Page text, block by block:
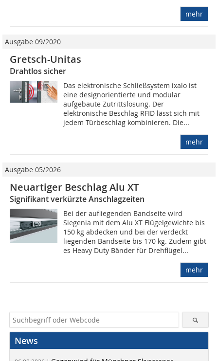
mehr
Ausgabe 09/2020
Gretsch-Unitas
Drahtlos sicher
Das elektronische Schließsystem ixalo ist
eine designorientierte und modular
aufgebaute Zutrittslösung. Der
elektronische Beschlag RFID lässt sich mit
jedem Türbeschlag kombinieren. Die...
mehr
Ausgabe 05/2026
Neuartiger Beschlag Alu XT
Signifikant verkürzte Anschlagzeiten
Bei der aufliegenden Bandseite wird
Siegenia mit dem Alu XT Flügelgewichte bis
150 kg abdecken und bei der verdeckt
liegenden Bandseite bis 170 kg. Zudem gibt
es Heavy Duty Bänder für Drehflügel...
mehr
News